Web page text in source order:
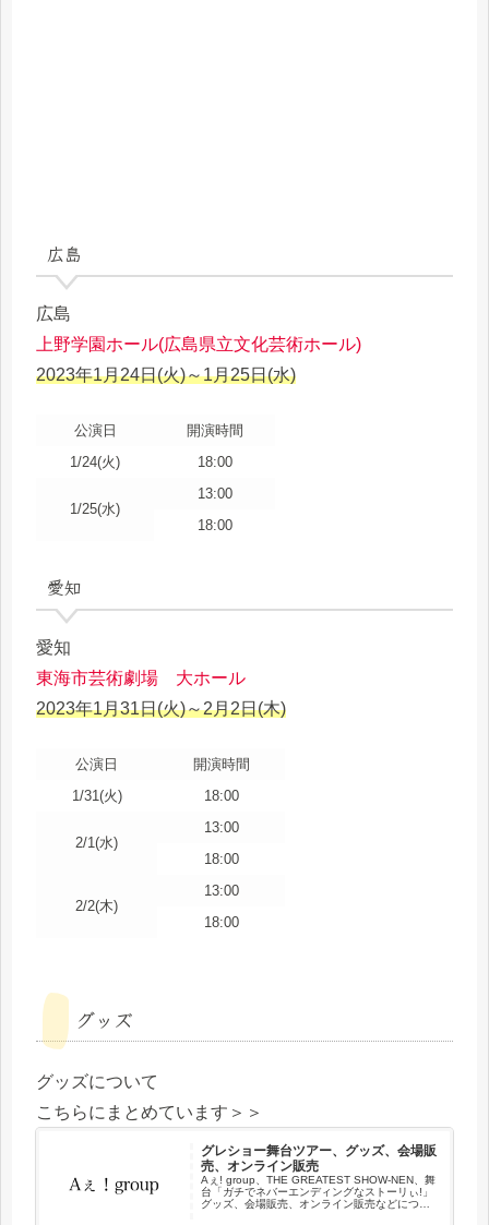
広島
広島
上野学園ホール(広島県立文化芸術ホール)
2023年1月24日(火)～1月25日(水)
公演日
開演時間
1/24(火)
18:00
1/25(水)
13:00
18:00
愛知
愛知
東海市芸術劇場 大ホール
2023年1月31日(火)～2月2日(木)
公演日
開演時間
1/31(火)
18:00
2/1(水)
13:00
18:00
2/2(木)
13:00
18:00
グッズ
グッズについて
こちらにまとめています＞＞
グレショー舞台ツアー、グッズ、会場販
売、オンライン販売
Aぇ! group、THE GREATEST SHOW-NEN、舞
台「ガチでネバーエンディングなストーリぃ!」
グッズ、会場販売、オンライン販売などについ